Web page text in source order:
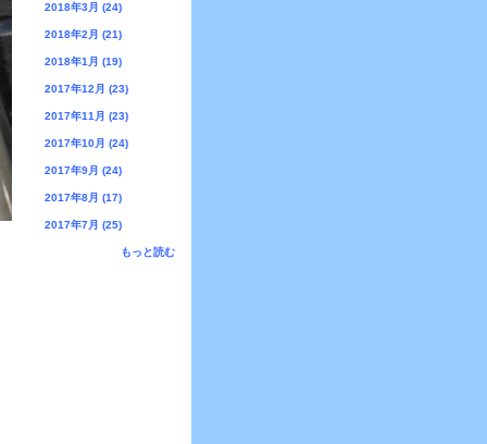
2018年3月 (24)
2018年2月 (21)
2018年1月 (19)
2017年12月 (23)
2017年11月 (23)
2017年10月 (24)
2017年9月 (24)
2017年8月 (17)
2017年7月 (25)
もっと読む